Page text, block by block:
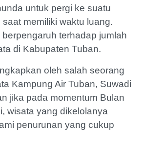
untuk pergi ke suatu
memiliki waktu luang.
terhadap jumlah
di Kabupaten Tuban.
oleh salah seorang
Kampung Air Tuban, Suwadi
jika pada momentum Bulan
wisata yang dikelolanya
penurunan yang cukup